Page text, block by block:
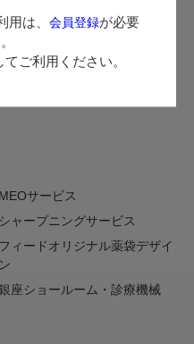
は、 会員登録が必要
てご利用ください。
カタログ請求
MEOサービス
シャープニングサービス
フィードオリジナル薬袋デザイ
ン
座ショールーム・診療機械